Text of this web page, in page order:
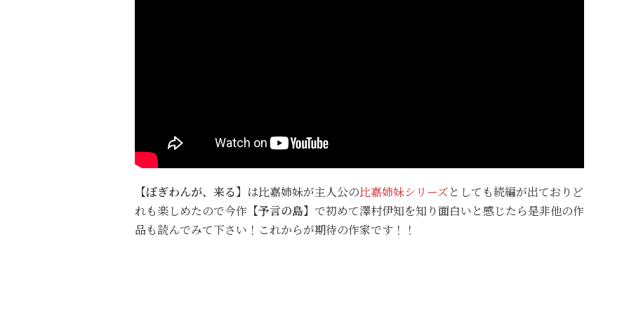
【ぼぎわんが、来る】 は比嘉姉妹が主人公の比嘉姉妹シリーズとしても続編が出ておりど
れも楽しめたので今作 【予言の島】 で初めて澤村伊知を知り面白いと感じたら是非他の作
品も読んでみて下さい！これからが期待の作家です！！